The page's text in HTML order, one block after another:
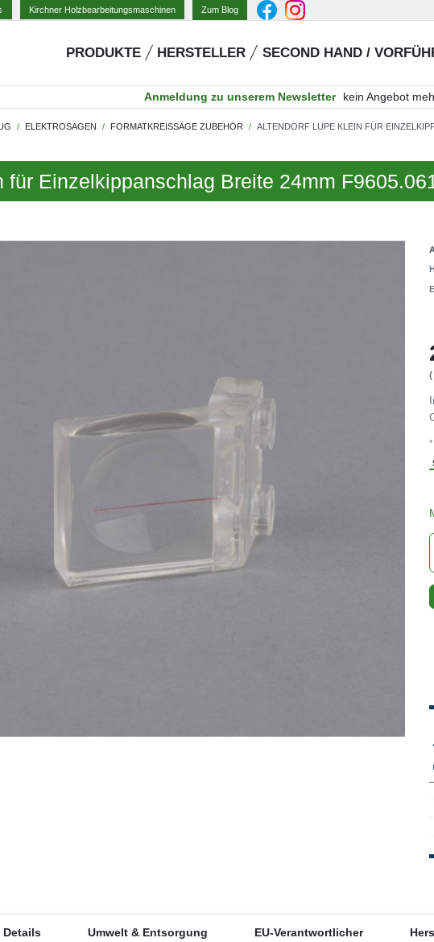
Kirchner Holzbearbeitungsmaschinen Zum Blog
PRODUKTE HERSTELLER SECOND HAND /
Anmeldung zu unserem Newsletter kein Angebot
ELEKTROSÄGEN FORMATKREISSÄGE ZUBEHÖR ALTENDORF LUPE KLEIN FÜR
für Einzelkippanschlag Breite 24mm
(
*
Details Umwelt & Entsorgung EU-Verantwortlicher